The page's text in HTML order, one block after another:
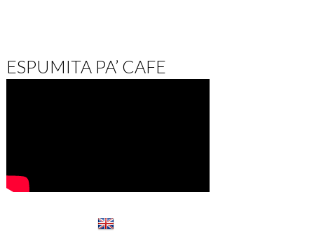
ESPUMITA PA’ CAFE